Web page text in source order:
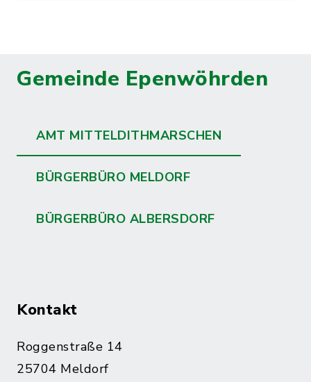
Gemeinde Epenwöhrden
AMT MITTELDITHMARSCHEN
BÜRGERBÜRO MELDORF
BÜRGERBÜRO ALBERSDORF
Kontakt
Roggenstraße 14
25704 Meldorf